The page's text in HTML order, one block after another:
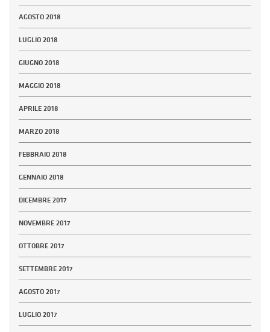
AGOSTO 2018
LUGLIO 2018
GIUGNO 2018
MAGGIO 2018
APRILE 2018
MARZO 2018
FEBBRAIO 2018
GENNAIO 2018
DICEMBRE 2017
NOVEMBRE 2017
OTTOBRE 2017
SETTEMBRE 2017
AGOSTO 2017
LUGLIO 2017